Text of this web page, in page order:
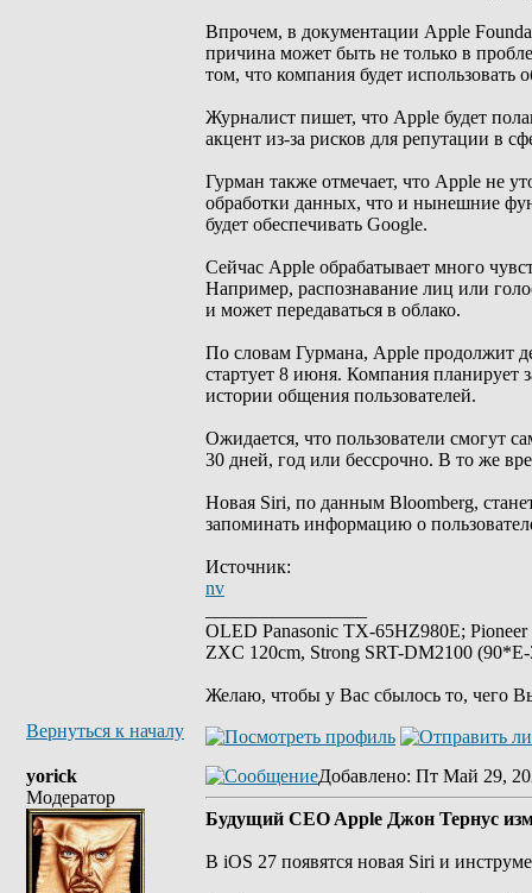
Впрочем, в документации Apple
причина может быть не только в
том, что компания будет использовать
Журналист пишет, что Apple будет
акцент из-за рисков для репутации в
Гурман также отмечает, что Apple не
обработки данных, что и нынешние
будет обеспечивать Google.
Сейчас Apple обрабатывает много
Например, распознавание лиц или
и может передаваться в облако.
По словам Гурмана, Apple продолжит
стартует 8 июня. Компания планирует
истории общения пользователей.
Ожидается, что пользователи смогут
30 дней, год или бессрочно. В то же
Новая Siri, по данным Bloomberg,
запоминать информацию о
Источник:
nv
OLED Panasonic TX-65HZ980E;
ZXC 120cm, Strong SRT-DM2100
Желаю, чтобы у Вас сбылось то, чего
Вернуться к началу
yorick
Модератор
Добавлено: Пт Май 29,
Будущий CEO Apple Джон Тернус
В iOS 27 появятся новая Siri и